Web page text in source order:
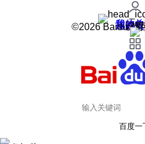
我的
我的
皮肤
用户设置
©2026 Baidu 使
百度一